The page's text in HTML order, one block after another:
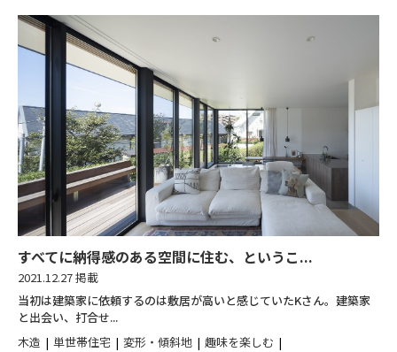
すべてに納得感のある空間に住む、というこ...
2021.12.27 掲載
当初は建築家に依頼するのは敷居が高いと感じていたKさん。建築家
と出会い、打合せ...
木造
単世帯住宅 変形・傾斜地 趣味を楽しむ